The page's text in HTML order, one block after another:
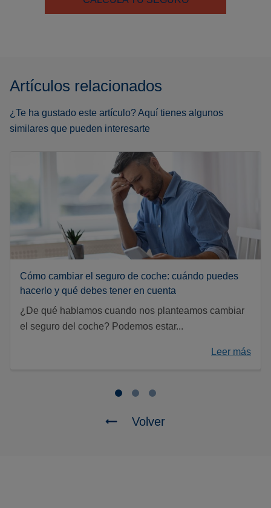
Artículos relacionados
¿Te ha gustado este artículo? Aquí tienes algunos
similares que pueden interesarte
Cómo cambiar el seguro de coche: cuándo puedes
hacerlo y qué debes tener en cuenta
¿De qué hablamos cuando nos planteamos cambiar
el seguro del coche? Podemos estar...
Leer más
Volver